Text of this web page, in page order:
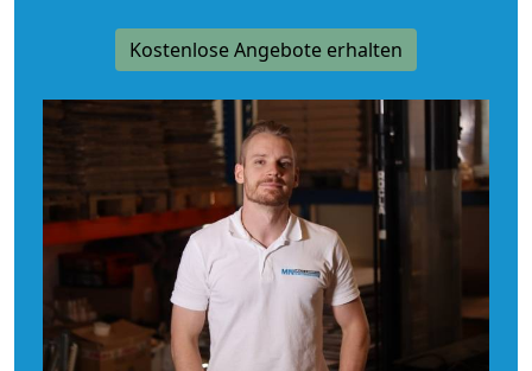
Kostenlose Angebote erhalten